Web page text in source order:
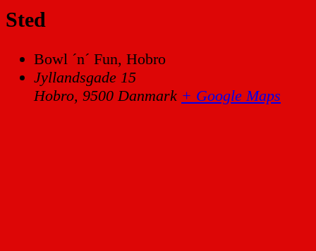
Sted
Bowl ´n´ Fun, Hobro
Jyllandsgade 15
Hobro, 9500 Danmark + Google Maps